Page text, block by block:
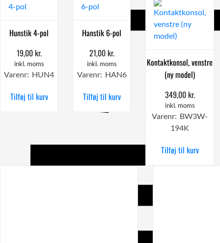
Hunstik 4-pol
19,00kr.
inkl. moms
Varenr: HUN4
Tilføj til kurv
Hanstik 6-pol
21,00kr.
inkl. moms
Varenr: HAN6
Tilføj til kurv
Kontaktkonsol, venstre
(ny model)
349,00kr.
inkl. moms
Varenr: BW3W-
194K
Tilføj til kurv